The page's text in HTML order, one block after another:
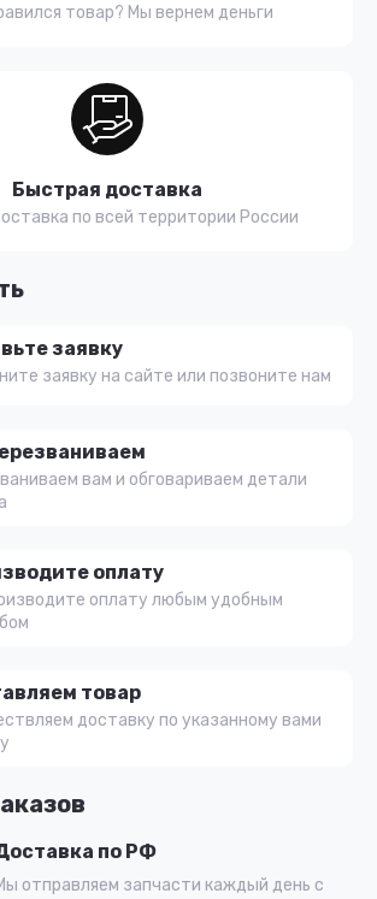
по РФ
отправляем запчасти каждый день с
заявку
заявку на сайте или позвоните нам
вам и обговариваем детали
оплату
оплату любым удобным
товар
доставку по указанному вами
товар? Мы вернем деньги
Быстрая доставка
по всей территории России